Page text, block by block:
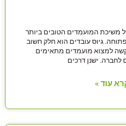
משיכת המועמדים הטובים ביותר
גיוס עובדים הוא חלק חשוב
קשה למצוא מועמדים מתאימים
ישנן דרכים
עוד »